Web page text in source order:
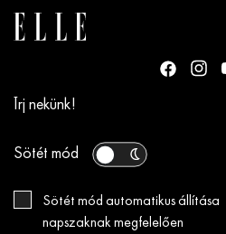
Írj nekünk!
Sötét mód
Sötét mód automatikus állítása
napszaknak megfelelően